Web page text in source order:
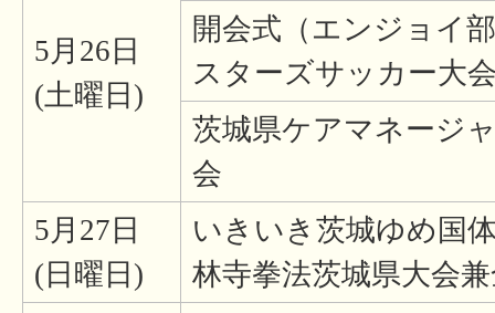
5月26日
(土曜日)
開会式（エンジョイ
スターズサッカー大
茨城県ケアマネージ
会
5月27日
(日曜日)
いきいき茨城ゆめ国
林寺拳法茨城県大会